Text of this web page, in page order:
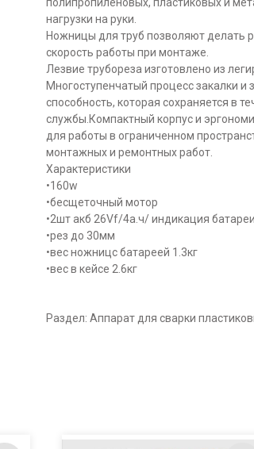
полипропиленовых, пластиковых и
нагрузки на руки.
Ножницы для труб позволяют делать
скорость работы при монтаже.
Лезвие трубореза изготовлено из
Многоступенчатый процесс закалки
способность, которая сохраняется в
службы.Компактный корпус и
для работы в ограниченном
монтажных и ремонтных работ.
Характеристики
•160w
•бесщеточный мотор
•2шт акб 26Vf/4а.ч/ индикация батареи
•рез до 30мм
•вес ножницс батареей 1.3кг
•вес в кейсе 2.6кг
Раздел: Аппарат для сварки